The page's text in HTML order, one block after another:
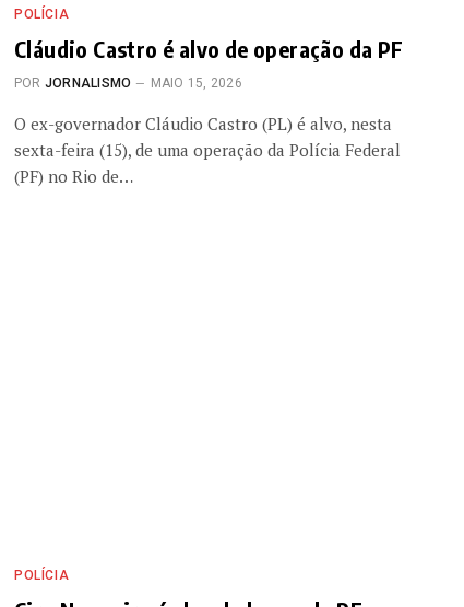
POLÍCIA
Cláudio Castro é alvo de operação da PF
POR JORNALISMO MAIO 15, 2026
O ex-governador Cláudio Castro (PL) é alvo, nesta
sexta-feira (15), de uma operação da Polícia Federal
(PF) no Rio de…
POLÍCIA